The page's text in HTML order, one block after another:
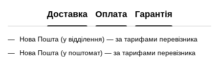
Доставка Оплата Гарантія
Нова Пошта (у відділення) — за тарифами перевізника
Нова Пошта (у поштомат) — за тарифами перевізника